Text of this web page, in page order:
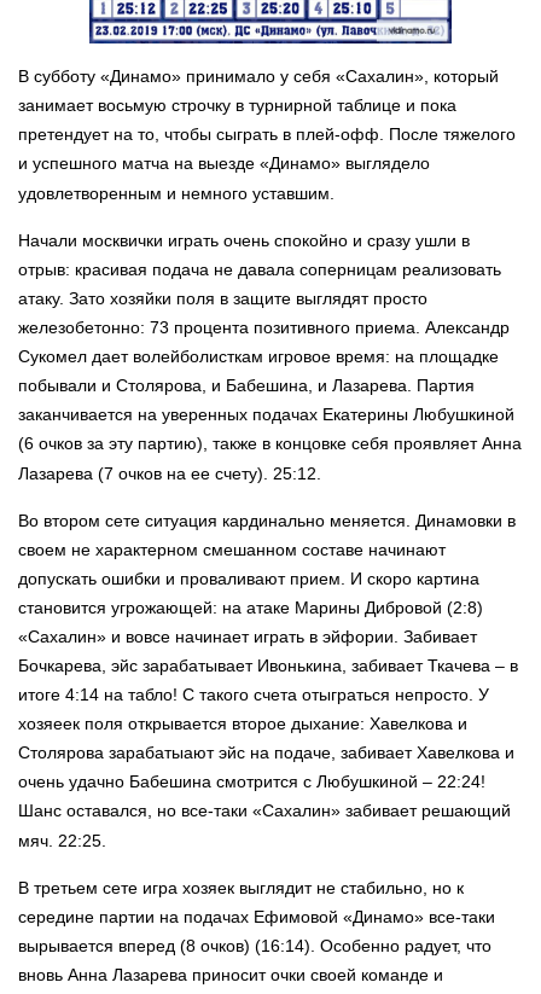
В субботу «Динамо» принимало у себя «Сахалин», который
занимает восьмую строчку в турнирной таблице и пока
претендует на то, чтобы сыграть в плей-офф. После тяжелого
и успешного матча на выезде «Динамо» выглядело
удовлетворенным и немного уставшим.
Начали москвички играть очень спокойно и сразу ушли в
отрыв: красивая подача не давала соперницам реализовать
атаку. Зато хозяйки поля в защите выглядят просто
железобетонно: 73 процента позитивного приема. Александр
Сукомел дает волейболисткам игровое время: на площадке
побывали и Столярова, и Бабешина, и Лазарева. Партия
заканчивается на уверенных подачах Екатерины Любушкиной
(6 очков за эту партию), также в концовке себя проявляет Анна
Лазарева (7 очков на ее счету). 25:12.
Во втором сете ситуация кардинально меняется. Динамовки в
своем не характерном смешанном составе начинают
допускать ошибки и проваливают прием. И скоро картина
становится угрожающей: на атаке Марины Дибровой (2:8)
«Сахалин» и вовсе начинает играть в эйфории. Забивает
Бочкарева, эйс зарабатывает Ивонькина, забивает Ткачева – в
итоге 4:14 на табло! С такого счета отыграться непросто. У
хозяеек поля открывается второе дыхание: Хавелкова и
Столярова зарабатыают эйс на подаче, забивает Хавелкова и
очень удачно Бабешина смотрится с Любушкиной – 22:24!
Шанс оставался, но все-таки «Сахалин» забивает решающий
мяч. 22:25.
В третьем сете игра хозяек выглядит не стабильно, но к
середине партии на подачах Ефимовой «Динамо» все-таки
вырывается вперед (8 очков) (16:14). Особенно радует, что
вновь Анна Лазарева приносит очки своей команде и